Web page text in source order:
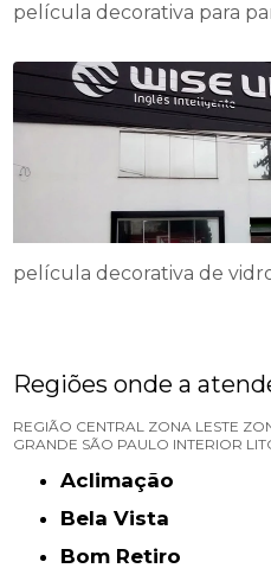
película decorativa para
película decorativa de
Regiões onde a
REGIÃO CENTRAL ZONA LESTE
GRANDE SÃO PAULO INTERIOR
Aclimação
Bela Vista
Bom Retiro